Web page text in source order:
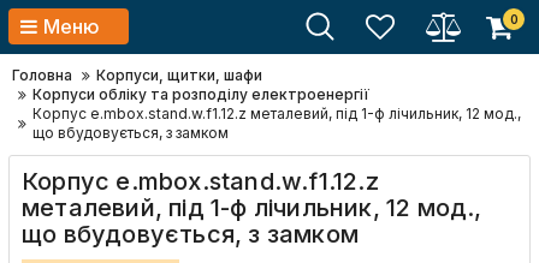
Меню 0
Головна
Корпуси, щитки, шафи
Корпуси обліку та розподілу електроенергії
Корпус e.mbox.stand.w.f1.12.z металевий, під 1-ф лічильник, 12 мод.,
що вбудовується, з замком
Корпус e.mbox.stand.w.f1.12.z
металевий, під 1-ф лічильник, 12 мод.,
що вбудовується, з замком